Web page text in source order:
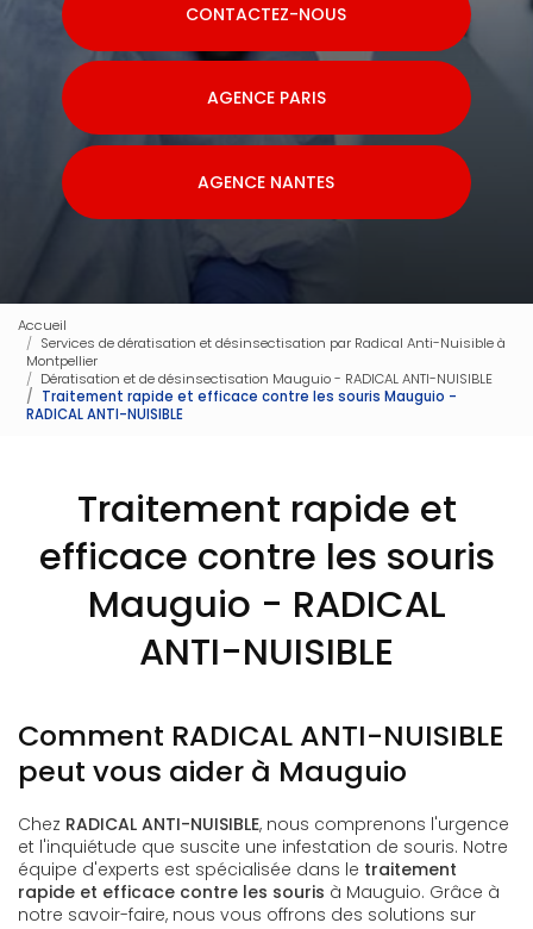
CONTACTEZ-NOUS
AGENCE PARIS
AGENCE NANTES
Accueil
Services de dératisation et désinsectisation par Radical Anti-Nuisible à
Montpellier
Dératisation et de désinsectisation Mauguio - RADICAL ANTI-NUISIBLE
Traitement rapide et efficace contre les souris Mauguio -
RADICAL ANTI-NUISIBLE
Traitement rapide et
efficace contre les souris
Mauguio - RADICAL
ANTI-NUISIBLE
Comment RADICAL ANTI-NUISIBLE
peut vous aider à Mauguio
Chez RADICAL ANTI-NUISIBLE, nous comprenons l'urgence
et l'inquiétude que suscite une infestation de souris. Notre
équipe d'experts est spécialisée dans le traitement
rapide et efficace contre les souris à Mauguio. Grâce à
notre savoir-faire, nous vous offrons des solutions sur